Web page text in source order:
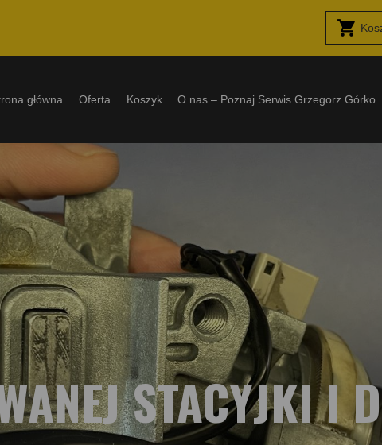
główna Oferta Koszyk O nas – Poznaj Serwis Grzegorz Górko
STACYJKI I